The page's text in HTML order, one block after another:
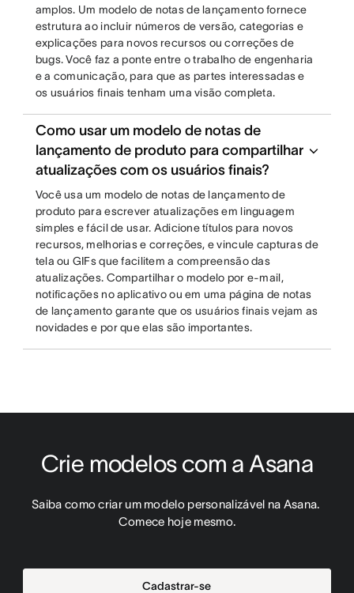
amplos. Um modelo de notas de lançamento fornece
estrutura ao incluir números de versão, categorias e
explicações para novos recursos ou correções de
bugs. Você faz a ponte entre o trabalho de engenharia
e a comunicação, para que as partes interessadas e
os usuários finais tenham uma visão completa.
Como usar um modelo de notas de
lançamento de produto para compartilhar
atualizações com os usuários finais?
Você usa um modelo de notas de lançamento de
produto para escrever atualizações em linguagem
simples e fácil de usar. Adicione títulos para novos
recursos, melhorias e correções, e vincule capturas de
tela ou GIFs que facilitem a compreensão das
atualizações. Compartilhar o modelo por e-mail,
notificações no aplicativo ou em uma página de notas
de lançamento garante que os usuários finais vejam as
novidades e por que elas são importantes.
Crie modelos com a Asana
Saiba como criar um modelo personalizável na Asana.
Comece hoje mesmo.
Cadastrar-se